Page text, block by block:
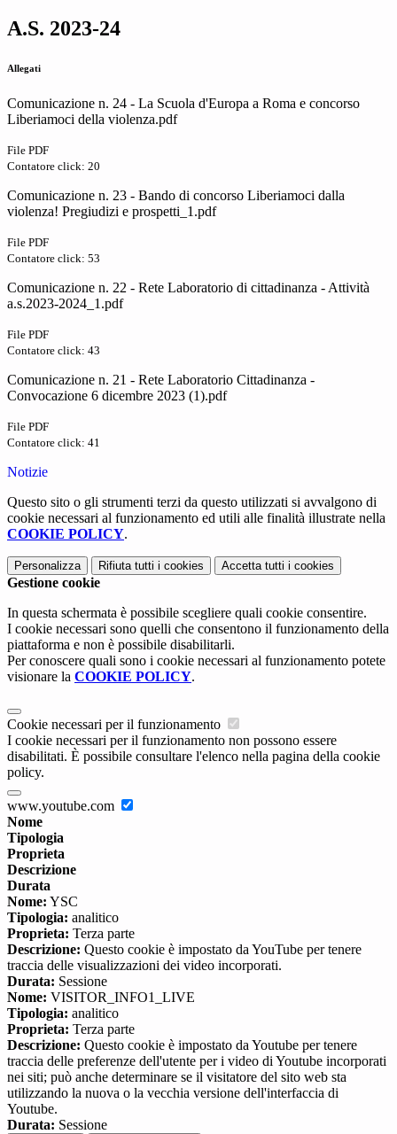
A.S. 2023-24
Allegati
Comunicazione n. 24 - La Scuola d'Europa a Roma e concorso
Liberiamoci della violenza.pdf
File PDF
Contatore click: 20
Comunicazione n. 23 - Bando di concorso Liberiamoci dalla
violenza! Pregiudizi e prospetti_1.pdf
File PDF
Contatore click: 53
Comunicazione n. 22 - Rete Laboratorio di cittadinanza - Attività
a.s.2023-2024_1.pdf
File PDF
Contatore click: 43
Comunicazione n. 21 - Rete Laboratorio Cittadinanza -
Convocazione 6 dicembre 2023 (1).pdf
File PDF
Contatore click: 41
Notizie
Questo sito o gli strumenti terzi da questo utilizzati si avvalgono di
cookie necessari al funzionamento ed utili alle finalità illustrate nella
COOKIE POLICY.
Personalizza Rifiuta tutti i cookies Accetta tutti i cookies
Gestione cookie
In questa schermata è possibile scegliere quali cookie consentire.
I cookie necessari sono quelli che consentono il funzionamento della
piattaforma e non è possibile disabilitarli.
Per conoscere quali sono i cookie necessari al funzionamento potete
visionare la COOKIE POLICY.
Cookie necessari per il funzionamento
I cookie necessari per il funzionamento non possono essere
disabilitati. È possibile consultare l'elenco nella pagina della cookie
policy.
www.youtube.com
Nome
Tipologia
Proprieta
Descrizione
Durata
Nome: YSC
Tipologia: analitico
Proprieta: Terza parte
Descrizione: Questo cookie è impostato da YouTube per tenere
traccia delle visualizzazioni dei video incorporati.
Durata: Sessione
Nome: VISITOR_INFO1_LIVE
Tipologia: analitico
Proprieta: Terza parte
Descrizione: Questo cookie è impostato da Youtube per tenere
traccia delle preferenze dell'utente per i video di Youtube incorporati
nei siti; può anche determinare se il visitatore del sito web sta
utilizzando la nuova o la vecchia versione dell'interfaccia di
Youtube.
Durata: Sessione